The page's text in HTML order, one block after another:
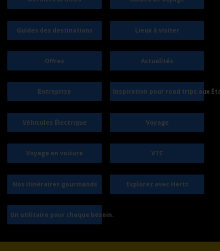
Guides des destinations Lieux à visiter
Offres Actualités
Entreprise Inspiration pour road trips aux
Véhicules Électrique Voyage
Voyage en voiture VTC
Nos Itinéraires gourmands Explorez avec Hertz
Un utilitaire pour chaque besoin.